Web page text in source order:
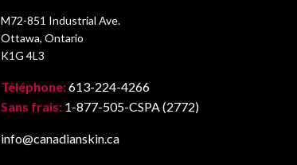
M72-851 Industrial Ave.
Ottawa, Ontario
K1G 4L3
Téléphone:613-224-4266
Sans frais: 1-877-505-CSPA (2772)
info@canadianskin.ca